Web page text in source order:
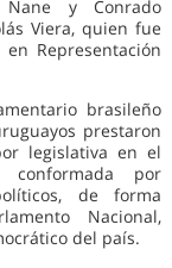
Nane y Conrado
Viera, quien fue
en Representación
brasileño
prestaron
legislativa en el
por
de forma
Nacional,
del país.